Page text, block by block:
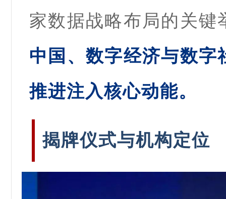
家数据战略布局的关键
中国、数字经济与数字
推进注入核心动能。
揭牌仪式与机构定位